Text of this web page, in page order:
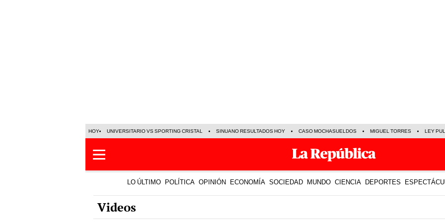
HOY UNIVERSITARIO VS SPORTING CRISTAL SINUANO RESULTADOS HOY CASO MOCHASUELDOS MIGUEL TORRES LEY
LO ÚLTIMO POLÍTICA OPINIÓN ECONOMÍA SOCIEDAD MUNDO CIENCIA DEPORTES
Videos